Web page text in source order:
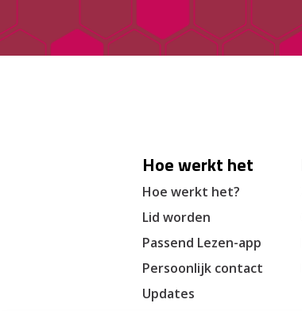
Hoe werkt het
Hoe werkt het?
Lid worden
Passend Lezen-app
Persoonlijk contact
Updates